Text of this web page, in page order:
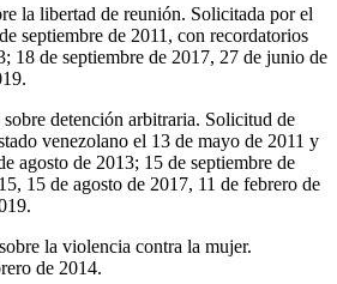
la libertad de reunión. Solicitada por el
septiembre de 2011, con recordatorios
18 de septiembre de 2017, 27 de junio de
detención arbitraria. Solicitud de
venezolano el 13 de mayo de 2011 y
agosto de 2013; 15 de septiembre de
15 de agosto de 2017, 11 de febrero de
la violencia contra la mujer.
de 2014.